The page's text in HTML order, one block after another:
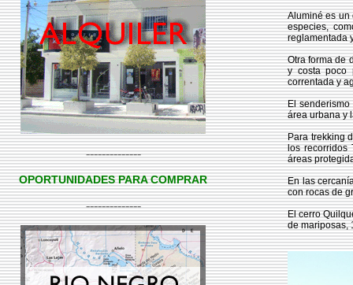
--------------
OPORTUNIDADES PARA COMPRAR
--------------
Aluminé es un
especies,
reglamentada
Otra forma de
y costa poco
correntada y
El
área urbana y
Para trekking
los recorridos
áreas
En las
con rocas de
El cerro
de mariposas,